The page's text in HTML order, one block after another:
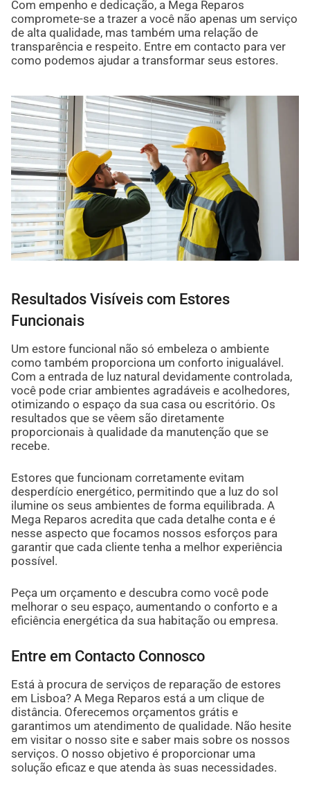
Com empenho e dedicação, a Mega Reparos
compromete-se a trazer a você não apenas um serviço
de alta qualidade, mas também uma relação de
transparência e respeito. Entre em contacto para ver
como podemos ajudar a transformar seus estores.
Resultados Visíveis com Estores
Funcionais
Um estore funcional não só embeleza o ambiente
como também proporciona um conforto inigualável.
Com a entrada de luz natural devidamente controlada,
você pode criar ambientes agradáveis e acolhedores,
otimizando o espaço da sua casa ou escritório. Os
resultados que se vêem são diretamente
proporcionais à qualidade da manutenção que se
recebe.
Estores que funcionam corretamente evitam
desperdício energético, permitindo que a luz do sol
ilumine os seus ambientes de forma equilibrada. A
Mega Reparos acredita que cada detalhe conta e é
nesse aspecto que focamos nossos esforços para
garantir que cada cliente tenha a melhor experiência
possível.
Peça um orçamento e descubra como você pode
melhorar o seu espaço, aumentando o conforto e a
eficiência energética da sua habitação ou empresa.
Entre em Contacto Connosco
Está à procura de serviços de reparação de estores
em Lisboa? A Mega Reparos está a um clique de
distância. Oferecemos orçamentos grátis e
garantimos um atendimento de qualidade. Não hesite
em visitar o nosso site e saber mais sobre os nossos
serviços. O nosso objetivo é proporcionar uma
solução eficaz e que atenda às suas necessidades.